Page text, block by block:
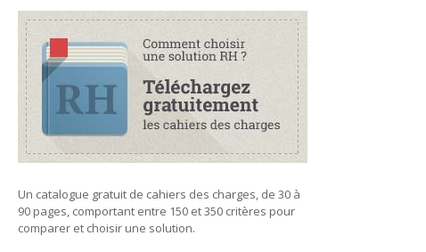
Un catalogue gratuit de cahiers des charges, de 30 à
90 pages, comportant entre 150 et 350 critères pour
comparer et choisir une solution.